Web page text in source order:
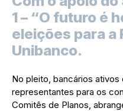
1 – “O futuro é
eleições para a
Unibanco.
No pleito, bancários
representantes para os
Comitês de Planos,